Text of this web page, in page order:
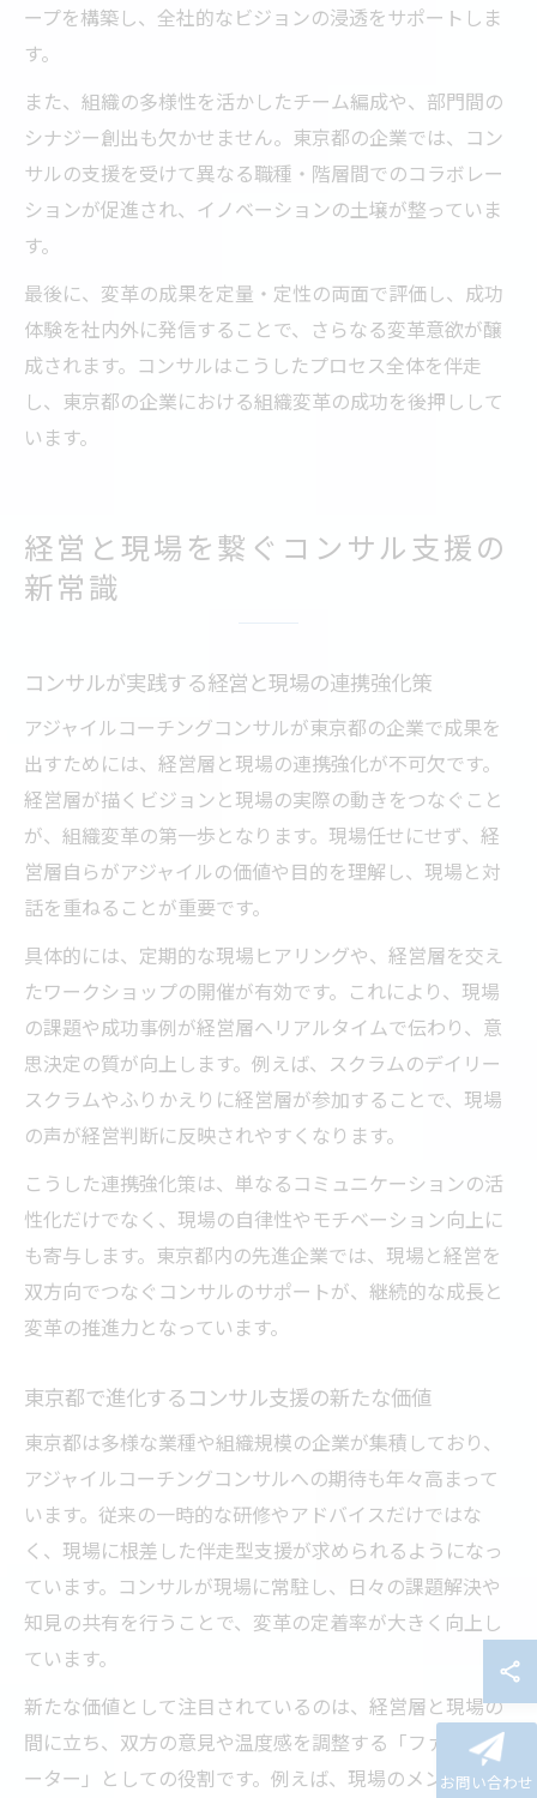
ープを構築し、全社的なビジョンの浸透をサポートしま
す。
また、組織の多様性を活かしたチーム編成や、部門間の
シナジー創出も欠かせません。東京都の企業では、コン
サルの支援を受けて異なる職種・階層間でのコラボレー
ションが促進され、イノベーションの土壌が整っていま
す。
最後に、変革の成果を定量・定性の両面で評価し、成功
体験を社内外に発信することで、さらなる変革意欲が醸
成されます。コンサルはこうしたプロセス全体を伴走
し、東京都の企業における組織変革の成功を後押しして
います。
経営と現場を繋ぐコンサル支援の
新常識
コンサルが実践する経営と現場の連携強化策
アジャイルコーチングコンサルが東京都の企業で成果を
出すためには、経営層と現場の連携強化が不可欠です。
経営層が描くビジョンと現場の実際の動きをつなぐこと
が、組織変革の第一歩となります。現場任せにせず、経
営層自らがアジャイルの価値や目的を理解し、現場と対
話を重ねることが重要です。
具体的には、定期的な現場ヒアリングや、経営層を交え
たワークショップの開催が有効です。これにより、現場
の課題や成功事例が経営層へリアルタイムで伝わり、意
思決定の質が向上します。例えば、スクラムのデイリー
スクラムやふりかえりに経営層が参加することで、現場
の声が経営判断に反映されやすくなります。
こうした連携強化策は、単なるコミュニケーションの活
性化だけでなく、現場の自律性やモチベーション向上に
も寄与します。東京都内の先進企業では、現場と経営を
双方向でつなぐコンサルのサポートが、継続的な成長と
変革の推進力となっています。
東京都で進化するコンサル支援の新たな価値
東京都は多様な業種や組織規模の企業が集積しており、
アジャイルコーチングコンサルへの期待も年々高まって
います。従来の一時的な研修やアドバイスだけではな
く、現場に根差した伴走型支援が求められるようになっ
ています。コンサルが現場に常駐し、日々の課題解決や
知見の共有を行うことで、変革の定着率が大きく向上し
ています。
新たな価値として注目されているのは、経営層と現場の
間に立ち、双方の意見や温度感を調整する「ファシリテ
ーター」としての役割です。例えば、現場のメンバーが
お問い合わせ